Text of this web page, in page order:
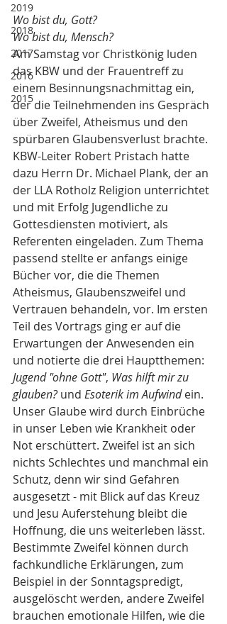
2019
2018
2017
2016
2015
Wo bist du, Gott?
Wo bist du, Mensch?
Am Samstag vor Christkönig luden
das KBW und der Frauentreff zu
einem Besinnungsnachmittag ein,
der die Teilnehmenden ins Gespräch
über Zweifel, Atheismus und den
spürbaren Glaubensverlust brachte.
KBW-Leiter Robert Pristach hatte
dazu Herrn Dr. Michael Plank, der an
der LLA Rotholz Religion unterrichtet
und mit Erfolg Jugendliche zu
Gottesdiensten motiviert, als
Referenten eingeladen. Zum Thema
passend stellte er anfangs einige
Bücher vor, die die Themen
Atheismus, Glaubenszweifel und
Vertrauen behandeln, vor. Im ersten
Teil des Vortrags ging er auf die
Erwartungen der Anwesenden ein
und notierte die drei Hauptthemen:
Jugend "ohne Gott", Was hilft mir zu
glauben? und Esoterik im Aufwind ein.
Unser Glaube wird durch Einbrüche
in unser Leben wie Krankheit oder
Not erschüttert. Zweifel ist an sich
nichts Schlechtes und manchmal ein
Schutz, denn wir sind Gefahren
ausgesetzt - mit Blick auf das Kreuz
und Jesu Auferstehung bleibt die
Hoffnung, die uns weiterleben lässt.
Bestimmte Zweifel können durch
fachkundliche Erklärungen, zum
Beispiel in der Sonntagspredigt,
ausgelöscht werden, andere Zweifel
brauchen emotionale Hilfen, wie die